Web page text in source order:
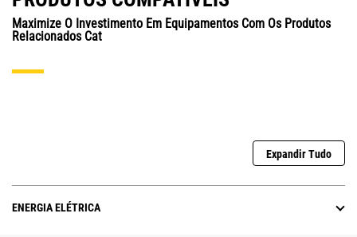
Maximize O Investimento Em Equipamentos Com Os Produtos
Relacionados Cat
Expandir Tudo
ENERGIA ELÉTRICA